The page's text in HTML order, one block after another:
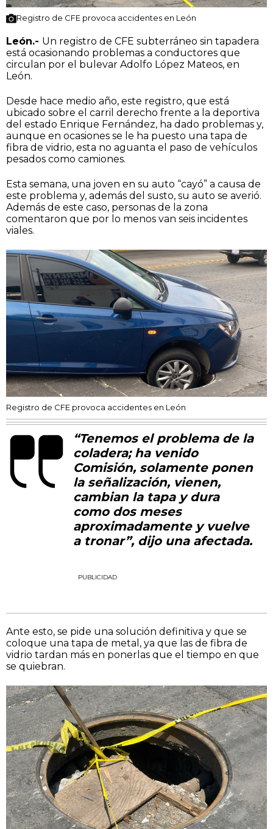
Registro de CFE provoca accidentes en León
León.- Un registro de CFE subterráneo sin tapadera
está ocasionando problemas a conductores que
circulan por el bulevar Adolfo López Mateos, en
León.
Desde hace medio año, este registro, que está
ubicado sobre el carril derecho frente a la deportiva
del estado Enrique Fernández, ha dado problemas y,
aunque en ocasiones se le ha puesto una tapa de
fibra de vidrio, esta no aguanta el paso de vehículos
pesados como camiones.
Esta semana, una joven en su auto “cayó” a causa de
este problema y, además del susto, su auto se averió.
Además de este caso, personas de la zona
comentaron que por lo menos van seis incidentes
viales.
Registro de CFE provoca accidentes en León
“Tenemos el problema de la
coladera; ha venido
Comisión, solamente ponen
la señalización, vienen,
cambian la tapa y dura
como dos meses
aproximadamente y vuelve
a tronar”, dijo una afectada.
PUBLICIDAD
Ante esto, se pide una solución definitiva y que se
coloque una tapa de metal, ya que las de fibra de
vidrio tardan más en ponerlas que el tiempo en que
se quiebran.